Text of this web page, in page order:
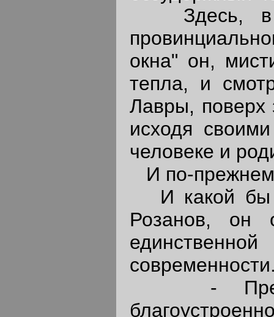
Здесь, в
окна" он,
тепла, и
Лавры, поверх
исходя
человеке и
И по-
И какой бы
Розанов, он
-